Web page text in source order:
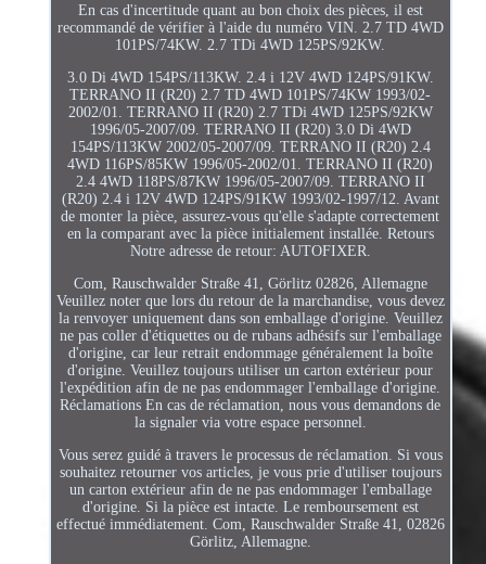
En cas d'incertitude quant au bon choix des pièces, il est
recommandé de vérifier à l'aide du numéro VIN. 2.7 TD 4WD
101PS/74KW. 2.7 TDi 4WD 125PS/92KW.
3.0 Di 4WD 154PS/113KW. 2.4 i 12V 4WD 124PS/91KW.
TERRANO II (R20) 2.7 TD 4WD 101PS/74KW 1993/02-
2002/01. TERRANO II (R20) 2.7 TDi 4WD 125PS/92KW
1996/05-2007/09. TERRANO II (R20) 3.0 Di 4WD
154PS/113KW 2002/05-2007/09. TERRANO II (R20) 2.4
4WD 116PS/85KW 1996/05-2002/01. TERRANO II (R20)
2.4 4WD 118PS/87KW 1996/05-2007/09. TERRANO II
(R20) 2.4 i 12V 4WD 124PS/91KW 1993/02-1997/12. Avant
de monter la pièce, assurez-vous qu'elle s'adapte correctement
en la comparant avec la pièce initialement installée. Retours
Notre adresse de retour: AUTOFIXER.
Com, Rauschwalder Straße 41, Görlitz 02826, Allemagne
Veuillez noter que lors du retour de la marchandise, vous devez
la renvoyer uniquement dans son emballage d'origine. Veuillez
ne pas coller d'étiquettes ou de rubans adhésifs sur l'emballage
d'origine, car leur retrait endommage généralement la boîte
d'origine. Veuillez toujours utiliser un carton extérieur pour
l'expédition afin de ne pas endommager l'emballage d'origine.
Réclamations En cas de réclamation, nous vous demandons de
la signaler via votre espace personnel.
Vous serez guidé à travers le processus de réclamation. Si vous
souhaitez retourner vos articles, je vous prie d'utiliser toujours
un carton extérieur afin de ne pas endommager l'emballage
d'origine. Si la pièce est intacte. Le remboursement est
effectué immédiatement. Com, Rauschwalder Straße 41, 02826
Görlitz, Allemagne.